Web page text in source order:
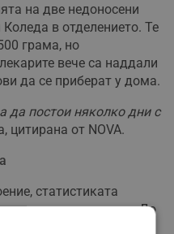
на две недоносени
в отделението. Те
грама, но
вече са наддали
да се приберат у дома.
да постои няколко дни с
цитирана от NOVA.
статистиката
през тази година. До
на УМБАЛ